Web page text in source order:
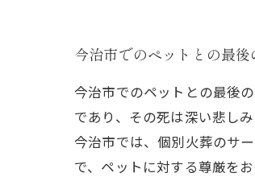
今治市でのペットとの最
今治市でのペットとの最後
であり、その死は深い悲し
今治市では、個別火葬のサ
で、ペットに対する尊厳を